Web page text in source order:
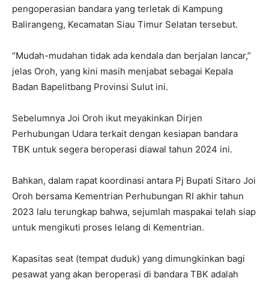
pengoperasian bandara yang terletak di Kampung
Balirangeng, Kecamatan Siau Timur Selatan tersebut.
“Mudah-mudahan tidak ada kendala dan berjalan lancar,”
jelas Oroh, yang kini masih menjabat sebagai Kepala
Badan Bapelitbang Provinsi Sulut ini.
Sebelumnya Joi Oroh ikut meyakinkan Dirjen
Perhubungan Udara terkait dengan kesiapan bandara
TBK untuk segera beroperasi diawal tahun 2024 ini.
Bahkan, dalam rapat koordinasi antara Pj Bupati Sitaro Joi
Oroh bersama Kementrian Perhubungan RI akhir tahun
2023 lalu terungkap bahwa, sejumlah maspakai telah siap
untuk mengikuti proses lelang di Kementrian.
Kapasitas seat (tempat duduk) yang dimungkinkan bagi
pesawat yang akan beroperasi di bandara TBK adalah